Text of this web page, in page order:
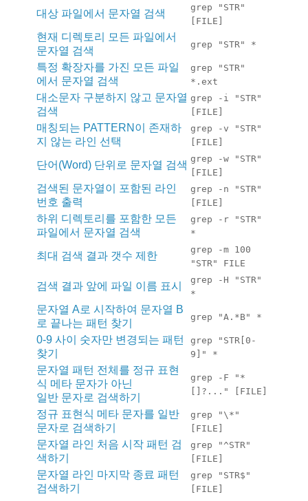
대상 파일에서 문자열 검색
grep "STR"
[FILE]
현재 디렉토리 모든 파일에서
문자열 검색
grep "STR" *
특정 확장자를 가진 모든 파일
에서 문자열 검색
grep "STR"
*.ext
대소문자 구분하지 않고 문자열
검색
grep -i "STR"
[FILE]
매칭되는 PATTERN이 존재하
지 않는 라인 선택
grep -v "STR"
[FILE]
단어(Word) 단위로 문자열 검색
grep -w "STR"
[FILE]
검색된 문자열이 포함된 라인
번호 출력
grep -n "STR"
[FILE]
하위 디렉토리를 포함한 모든
파일에서 문자열 검색
grep -r "STR"
*
최대 검색 결과 갯수 제한
grep -m 100
"STR" FILE
검색 결과 앞에 파일 이름 표시
grep -H "STR"
*
문자열 A로 시작하여 문자열 B
로 끝나는 패턴 찾기
grep "A.*B" *
0-9 사이 숫자만 변경되는 패턴
찾기
grep "STR[0-
9]" *
문자열 패턴 전체를 정규 표현
식 메타 문자가 아닌
일반 문자로 검색하기
grep -F "*
[]?..." [FILE]
정규 표현식 메타 문자를 일반
문자로 검색하기
grep "\*"
[FILE]
문자열 라인 처음 시작 패턴 검
색하기
grep "^STR"
[FILE]
문자열 라인 마지막 종료 패턴
검색하기
grep "STR$"
[FILE]